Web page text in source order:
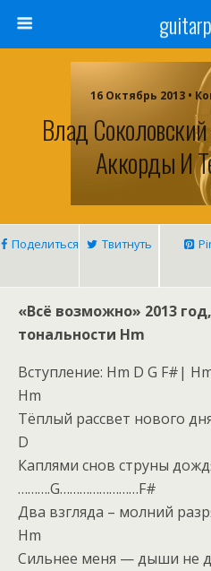
16 Октябрь 2013 •
Влад
Аккорды И
Поделиться Твитнуть
«Всё возможно» 2013
тональности Hm
Вступление: Hm D G F#|
Hm
Тёплый рассвет нового
D
Каплями снов струны
……….G……………………F#
Два взгляда – молний
Hm
Сильнее меня — дыши не